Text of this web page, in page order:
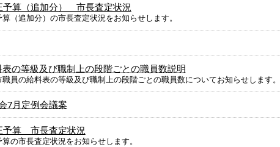
予算（追加分） 市長査定状況
（追加分）の市長査定状況をお知らせします。
の等級及び職制上の段階ごとの職員数説明
員の給料表の等級及び職制上の段階ごとの職員数についてお知らせします。
7月定例会議案
予算 市長査定状況
の市長査定状況をお知らせします。